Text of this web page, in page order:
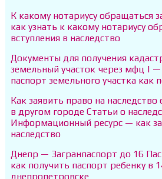
К какому нотариусу обращаться
как узнать к какому нотариусу
вступления в наследство
Документы для получения
земельный участок через мфц |
паспорт земельного участка как
Как заявить право на
в другом городе Статьи о
Информационный ресурс — как
наследство
Днепр — Загранпаспорт до 16
как получить паспорт ребенку в
днепропетровске